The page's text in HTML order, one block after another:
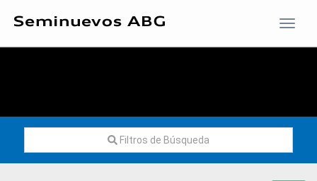
Toggle
Filtros de Búsqueda